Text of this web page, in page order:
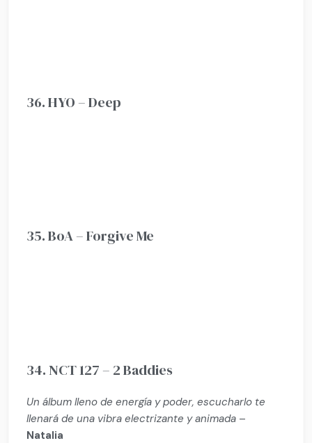
36. HYO – Deep
35. BoA – Forgive Me
34. NCT 127 – 2 Baddies
Un álbum lleno de energía y poder, escucharlo te
llenará de una vibra electrizante y animada –
Natalia